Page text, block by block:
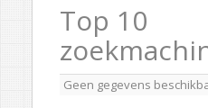
Top 10
Geen gegevens